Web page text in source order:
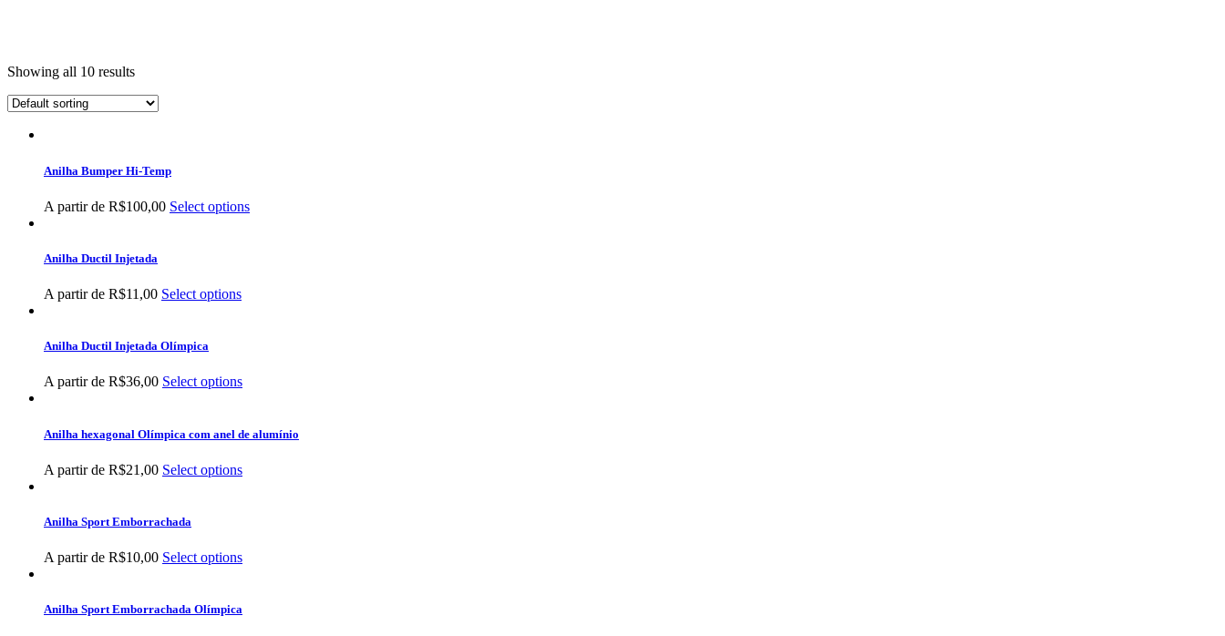
Showing all 10 results
Anilha Bumper Hi-Temp
A partir de R$100,00 Select options
Anilha Ductil Injetada
A partir de R$11,00 Select options
Anilha Ductil Injetada Olímpica
A partir de R$36,00 Select options
Anilha hexagonal Olímpica com anel de alumínio
A partir de R$21,00 Select options
Anilha Sport Emborrachada
A partir de R$10,00 Select options
Anilha Sport Emborrachada Olímpica